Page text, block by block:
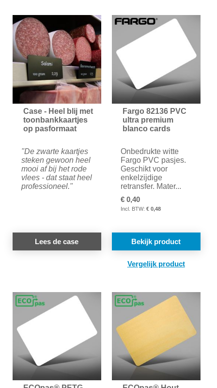
TE
VERGELIJKEN
Case - Heel blij met
toonbankkaartjes
op pasformaat
"De zwarte kaartjes
steken gewoon heel
mooi af bij het rode
vlees - dat staat heel
professioneel."
Lees de case
Fargo 82136 PVC
ultra premium
blanco cards
Onbedrukte witte
Fargo PVC pasjes.
Geschikt voor
enkelzijdige
retransfer. Mater...
€ 0,40
€ 0,48
Bekijk product